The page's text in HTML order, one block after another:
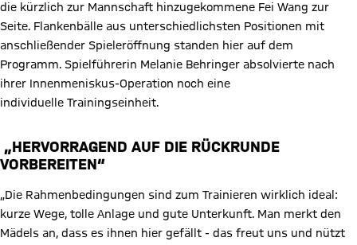
die kürzlich zur Mannschaft hinzugekommene Fei Wang zur
Seite. Flankenbälle aus unterschiedlichsten Positionen mit
anschließender Spieleröffnung standen hier auf dem
Programm. Spielführerin Melanie Behringer absolvierte nach
ihrer Innenmeniskus-Operation noch eine
individuelle Trainingseinheit.
„HERVORRAGEND AUF DIE RÜCKRUNDE
VORBEREITEN“
„Die Rahmenbedingungen sind zum Trainieren wirklich ideal:
kurze Wege, tolle Anlage und gute Unterkunft. Man merkt den
Mädels an, dass es ihnen hier gefällt - das freut uns und nützt